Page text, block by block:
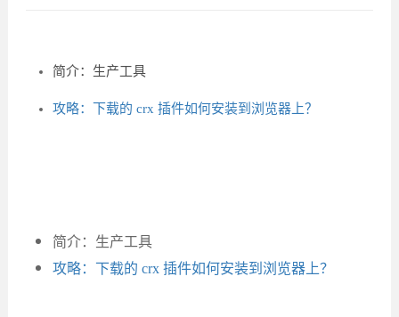
简介：生产工具
攻略：下载的 crx 插件如何安装到浏览器上？
简介：生产工具
攻略：下载的 crx 插件如何安装到浏览器上？